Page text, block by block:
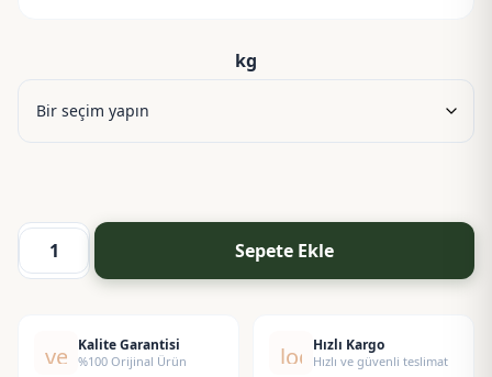
-
550,00 ₺
kg
Dovy
Sepete Ekle
verified
Kalite Garantisi
%100 Orijinal Ürün local_shipping
Hızlı Kargo
Hızlı ve güvenli teslimat